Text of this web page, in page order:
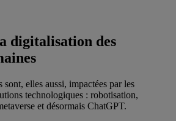
digitalisation des
sont, elles aussi, impactées par les
technologiques : robotisation,
et désormais ChatGPT.